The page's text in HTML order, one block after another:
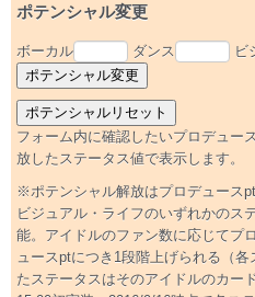
ポテンシャル変更
ボーカル ダンス ビ
フォーム内に確認したいプロデュー
放したステータス値で表示します。
※ポテンシャル解放はプロデュース
ビジュアル・ライフのいずれかのス
能。アイドルのファン数に応じてプ
ュースptにつき1段階上げられる（
たステータスはそのアイドルのカー